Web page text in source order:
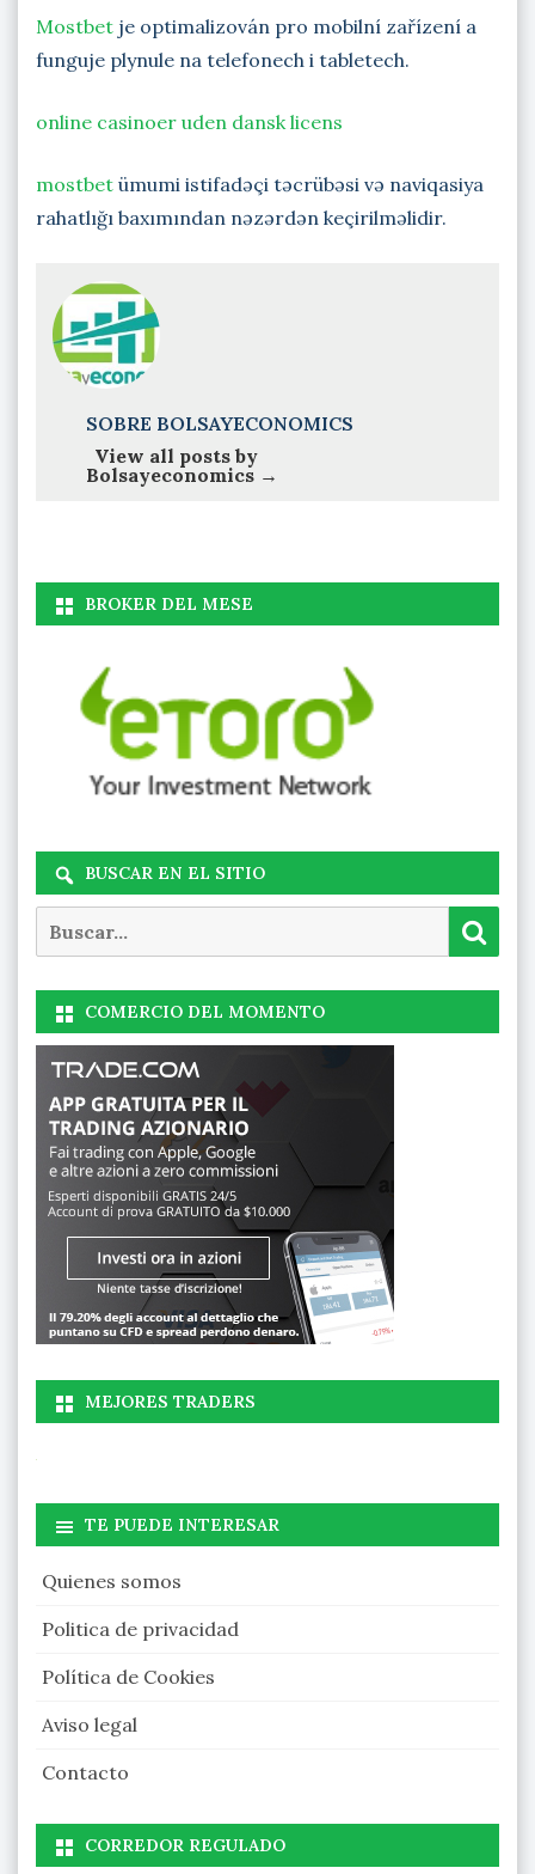
Mostbet je optimalizován pro mobilní zařízení a
funguje plynule na telefonech i tabletech.
online casinoer uden dansk licens
mostbet ümumi istifadəçi təcrübəsi və naviqasiya
rahatlığı baxımından nəzərdən keçirilməlidir.
SOBRE BOLSAYECONOMICS
View all posts by
Bolsayeconomics →
BROKER DEL MESE
BUSCAR EN EL SITIO
COMERCIO DEL MOMENTO
MEJORES TRADERS
TE PUEDE INTERESAR
Quienes somos
Politica de privacidad
Política de Cookies
Aviso legal
Contacto
CORREDOR REGULADO